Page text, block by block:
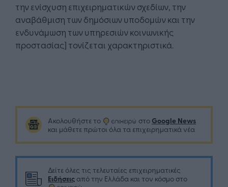
την ενίσχυση επιχειρηματικών σχεδίων, την
αναβάθμιση των δημόσιων υποδομών και την
ενδυνάμωση των υπηρεσιών κοινωνικής
προστασίας] τονίζεται χαρακτηριστικά.
Ακολουθήστε το στο Google News
και μάθετε πρώτοι όλα τα επιχειρηματικά νέα
Δείτε όλες τις τελευταίες επιχειρηματικές
Ειδήσεις από την Ελλάδα και τον κόσμο στο